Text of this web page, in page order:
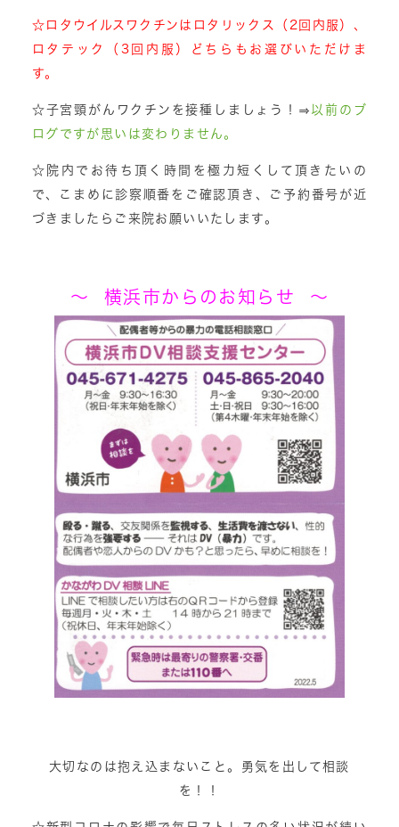
☆ロタウイルスワクチンはロタリックス（2回内服）、
ロタテック（3回内服）どちらもお選びいただけま
す。
☆子宮頸がんワクチンを接種しましょう！⇒ 以前のブ
ログですが思いは変わりません。
☆院内でお待ち頂く時間を極力短くして頂きたいの
で、こまめに診察順番をご確認頂き、ご予約番号が近
づきましたらご来院お願いいたします。
～ 横浜市からのお知らせ ～
大切なのは抱え込まないこと。勇気を出して相談
を！！